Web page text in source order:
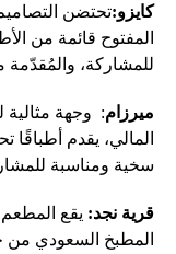
كايزو:تحتضن التصاميم
المفتوح قائمة من
للمشاركة،
ميرزام: وجهة مثالية
المالي، يقدم
سخية ومناسبة
قرية نجد: يقع
المطبخ السعودي من